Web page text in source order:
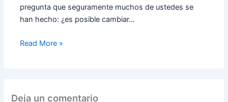
pregunta que seguramente muchos de ustedes se
han hecho: ¿es posible cambiar…
Read More »
Deja un comentario